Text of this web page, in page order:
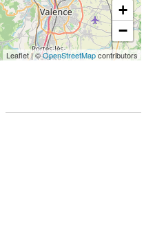
+
−
Leaflet|©OpenStreetMapcontributors